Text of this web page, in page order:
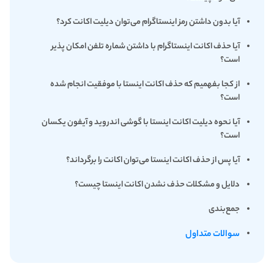
آیا بدون داشتن رمز اینستاگرام می‌توان دیلیت اکانت کرد؟
آیا حذف اکانت اینستاگرام با داشتن شماره تلفن امکان پذیر
است؟
از کجا بفهمیم که حذف اکانت اینستا با موفقیت انجام شده
است؟
آیا نحوه دیلیت اکانت اینستا با گوشی اندروید و آیفون یکسان
است؟
آیا پس از حذف اکانت اینستا می‌توان اکانت را برگرداند؟
دلایل و مشکلات حذف نشدن اکانت اینستا چیست؟
جمع‌بندی
سوالات متداول